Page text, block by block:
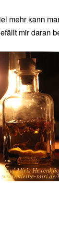
mehr kann
mir daran